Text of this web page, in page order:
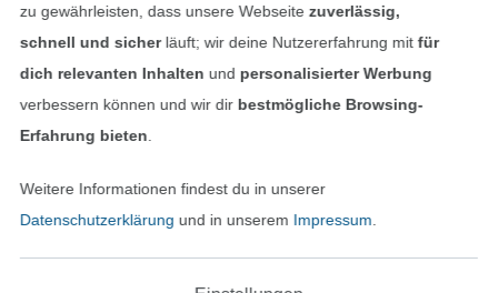
Impressum
Widerrufsrecht
Kontakt
In den deutschen Shop wechseln (aktuell
zu gewährleisten, dass unsere Webseite zuverlässig,
schnell und sicherläuft; wir deine Nutzererfahrung mitfür
dich relevanten Inhalten und personalisierter Werbung
verbessern können und wir dir bestmögliche Browsing-
Erfahrung bieten
Weitere Informationen findest du in unserer
Datenschutzerklärung und in unserem Impressum